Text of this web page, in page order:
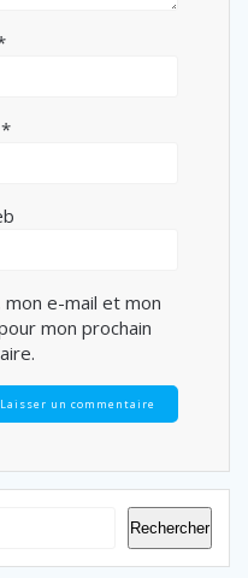
*
e-mail et mon
mon prochain
Rechercher